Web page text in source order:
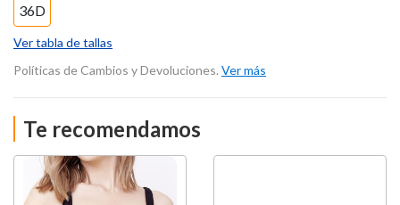
36D
Ver tabla de tallas
Políticas de Cambios y Devoluciones. Ver más
Te recomendamos